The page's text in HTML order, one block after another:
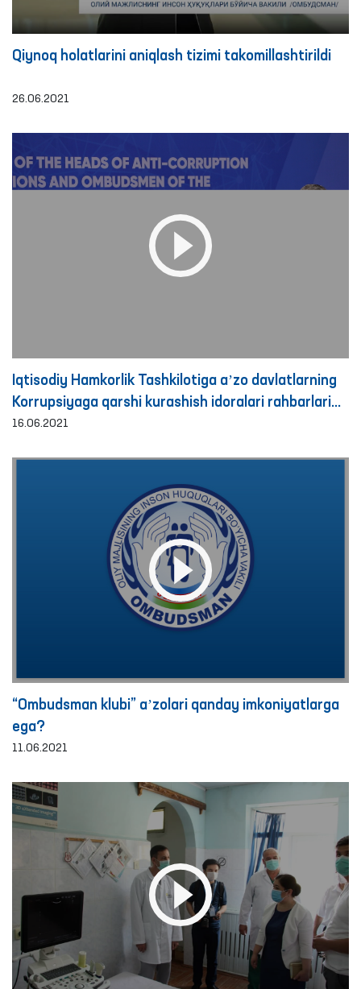
Qiynoq holatlarini aniqlash tizimi takomillashtirildi
26.06.2021
Iqtisodiy Hamkorlik Tashkilotiga aʼzo davlatlarning
Korrupsiyaga qarshi kurashish idoralari rahbarlari
va Ombudsmanlarining 4-yig‘ilishi bo‘lib o‘tdi
16.06.2021
“Ombudsman klubi” aʼzolari qanday imkoniyatlarga
ega?
11.06.2021